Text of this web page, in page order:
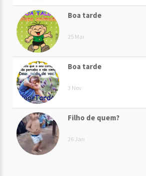
Boa tarde
25 Mai
Boa tarde
3 Nov
Filho de quem?
26 Jan